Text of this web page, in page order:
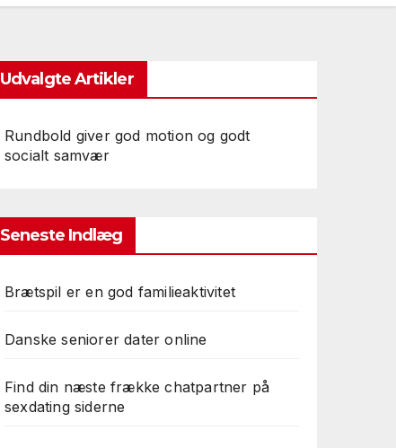
Udvalgte Artikler
Rundbold giver god motion og godt
socialt samvær
Seneste Indlæg
Brætspil er en god familieaktivitet
Danske seniorer dater online
Find din næste frække chatpartner på
sexdating siderne